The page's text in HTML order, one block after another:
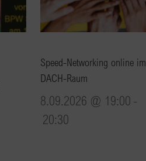
Speed-Networking online im
DACH-Raum
8.09.2026 @ 19:00 -
20:30